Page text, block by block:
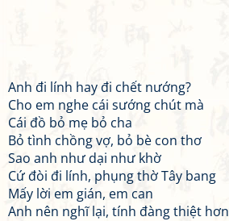
Anh đi lính hay đi chết nướng?
Cho em nghe cái sướng chút mà
Cái đồ bỏ mẹ bỏ cha
Bỏ tình chồng vợ, bỏ bè con thơ
Sao anh như dại như khờ
Cứ đòi đi lính, phụng thờ Tây bang
Mấy lời em gián, em can
Anh nên nghĩ lại, tính đàng thiệt hơn